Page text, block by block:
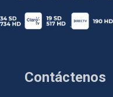
Contáctenos